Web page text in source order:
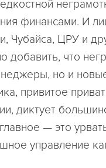
финансами. И
Чубайса, ЦРУ и
добавить, что
но и
привитое
диктует
— это
управление